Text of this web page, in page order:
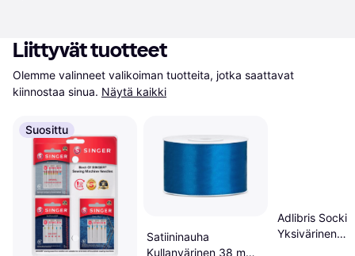
Liittyvät tuotteet
Olemme valinneet valikoiman tuotteita, jotka saattavat
kiinnostaa sinua. Näytä kaikki
Suosittu
Satiininauha
Kullanvärinen 38 mm
Adlibris Socki
Yksivärinen